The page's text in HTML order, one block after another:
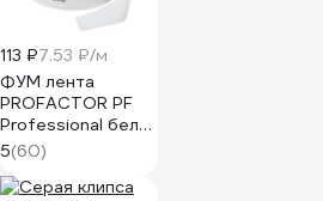
113 ₽7.53 ₽/м
ФУМ лента
PROFACTOR PF
Professional белая
Ф85 мм 19мм х
0,25мм х 15м PF FE
530
5(60)